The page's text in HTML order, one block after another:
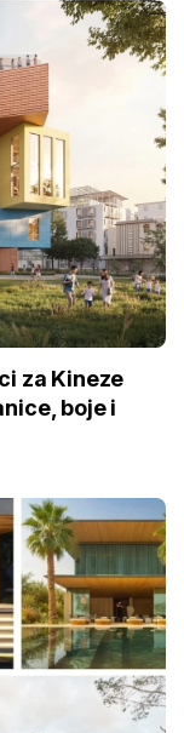
za Kineze
boje i